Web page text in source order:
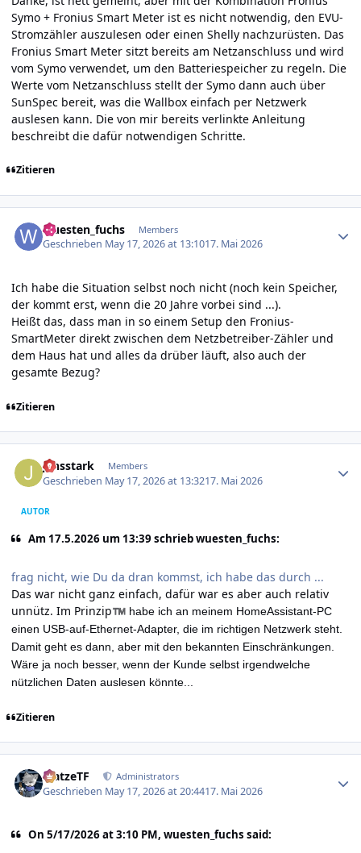
Symo + Fronius Smart Meter ist es nicht notwendig, den EVU-
Stromzähler auszulesen oder einen Shelly nachzurüsten. Das
Fronius Smart Meter sitzt bereits am Netzanschluss und wird
vom Symo verwendet, um den Batteriespeicher zu regeln. Die
Werte vom Netzanschluss stellt der Symo dann auch über
SunSpec bereit, was die Wallbox einfach per Netzwerk
auslesen kann. Die von mir bereits verlinkte Anleitung
beschreibt die dafür notwendigen Schritte.
Zitieren
wuesten_fuchs Members
Geschrieben May 17, 2026 at 13:1017. Mai 2026
Ich habe die Situation selbst noch nicht (noch kein Speicher,
der kommt erst, wenn die 20 Jahre vorbei sind ...).
Heißt das, dass man in so einem Setup den Fronius-
SmartMeter direkt zwischen dem Netzbetreiber-Zähler und
dem Haus hat und alles da drüber läuft, also auch der
gesamte Bezug?
Zitieren
jensstark Members
Geschrieben May 17, 2026 at 13:3217. Mai 2026
AUTOR
Am 17.5.2026 um 13:39 schrieb wuesten_fuchs:
frag nicht, wie Du da dran kommst, ich habe das durch ...
Das war nicht ganz einfach, dafür war es aber auch relativ
unnütz. Im Prinzip™ habe ich an meinem HomeAssistant-PC
einen USB-auf-Ethernet-Adapter, die im richtigen Netzwerk steht.
Damit geht es dann, aber mit den bekannten Einschränkungen.
Wäre ja noch besser, wenn der Kunde selbst irgendwelche
nützlichen Daten auslesen könnte...
Zitieren
MatzeTF Administrators
Geschrieben May 17, 2026 at 20:4417. Mai 2026
On 5/17/2026 at 3:10 PM, wuesten_fuchs said: